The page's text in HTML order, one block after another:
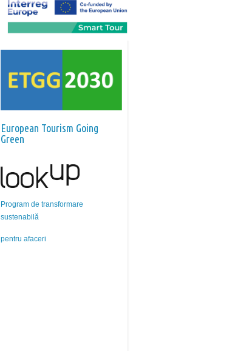
European Tourism Going
Green
Program de transformare
sustenabilă
pentru afaceri